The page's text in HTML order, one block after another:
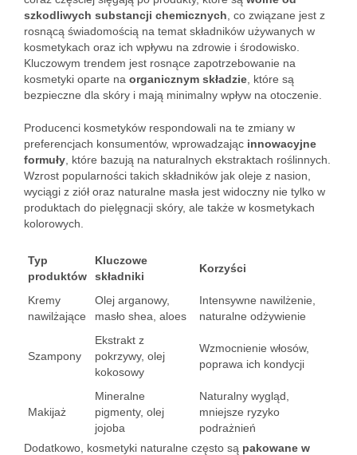
szkodliwych substancji chemicznych , co związane jest z
rosnącą świadomością na temat składników używanych w
kosmetykach oraz ich wpływu na zdrowie i środowisko.
Kluczowym trendem jest rosnące zapotrzebowanie na
kosmetyki oparte na organicznym składzie , które są
bezpieczne dla skóry i mają minimalny wpływ na otoczenie.
Producenci kosmetyków respondowali na te zmiany w
preferencjach konsumentów, wprowadzając innowacyjne
formuły , które bazują na naturalnych ekstraktach roślinnych.
Wzrost popularności takich składników jak oleje z nasion,
wyciągi z ziół oraz naturalne masła jest widoczny nie tylko w
produktach do pielęgnacji skóry, ale także w kosmetykach
kolorowych.
Typ
produktów
Kluczowe
składniki
Korzyści
Kremy
nawilżające
Olej arganowy,
masło shea, aloes
Intensywne nawilżenie,
naturalne odżywienie
Szampony
Ekstrakt z
pokrzywy, olej
kokosowy
Wzmocnienie włosów,
poprawa ich kondycji
Makijaż
Mineralne
pigmenty, olej
jojoba
Naturalny wygląd,
mniejsze ryzyko
podrażnień
Dodatkowo, kosmetyki naturalne często są pakowane w